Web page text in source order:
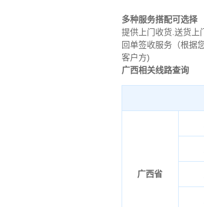
多种服务搭配可选择
提供上门收货.送
回单签收服务（根据
客户方)
广西相关线路查询
广西省